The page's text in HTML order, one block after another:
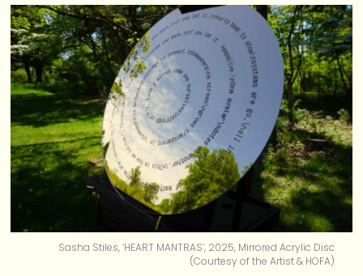
Sasha Stiles, ‘HEART MANTRAS’, 2025, Mirrored Acrylic Disc
(Courtesy of the Artist & HOFA)